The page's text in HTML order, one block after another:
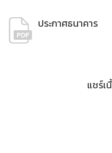
ประกาศธนาคาร
แชร์เ